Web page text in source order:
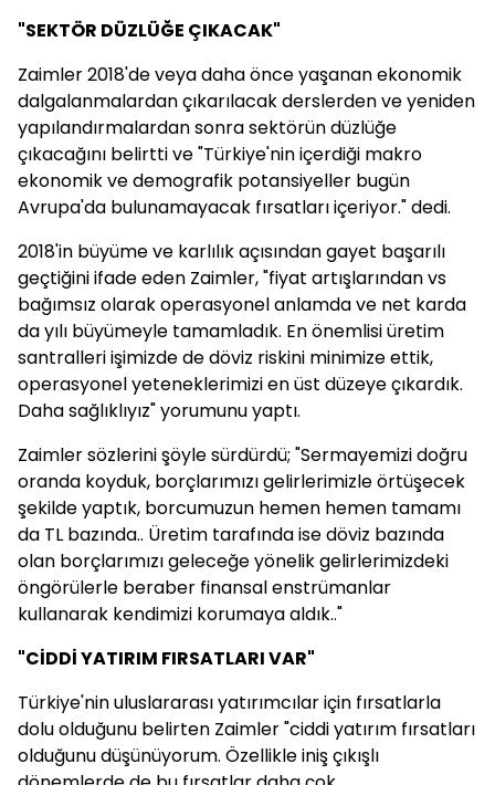
"SEKTÖR DÜZLÜĞE ÇIKACAK"
Zaimler 2018'de veya daha önce yaşanan ekonomik
dalgalanmalardan çıkarılacak derslerden ve yeniden
yapılandırmalardan sonra sektörün düzlüğe
çıkacağını belirtti ve "Türkiye'nin içerdiği makro
ekonomik ve demografik potansiyeller bugün
Avrupa'da bulunamayacak fırsatları içeriyor." dedi.
2018'in büyüme ve karlılık açısından gayet başarılı
geçtiğini ifade eden Zaimler, "fiyat artışlarından vs
bağımsız olarak operasyonel anlamda ve net karda
da yılı büyümeyle tamamladık. En önemlisi üretim
santralleri işimizde de döviz riskini minimize ettik,
operasyonel yeteneklerimizi en üst düzeye çıkardık.
Daha sağlıklıyız" yorumunu yaptı.
Zaimler sözlerini şöyle sürdürdü; "Sermayemizi doğru
oranda koyduk, borçlarımızı gelirlerimizle örtüşecek
şekilde yaptık, borcumuzun hemen hemen tamamı
da TL bazında.. Üretim tarafında ise döviz bazında
olan borçlarımızı geleceğe yönelik gelirlerimizdeki
öngörülerle beraber finansal enstrümanlar
kullanarak kendimizi korumaya aldık.."
"CİDDİ YATIRIM FIRSATLARI VAR"
Türkiye'nin uluslararası yatırımcılar için fırsatlarla
dolu olduğunu belirten Zaimler "ciddi yatırım fırsatları
olduğunu düşünüyorum. Özellikle iniş çıkışlı